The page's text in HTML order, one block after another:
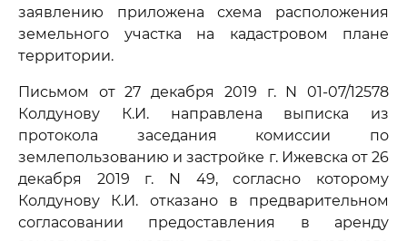
заявлению приложена схема расположения
земельного участка на кадастровом плане
территории.
Письмом от 27 декабря 2019 г. N 01-07/12578
Колдунову К.И. направлена выписка из
протокола заседания комиссии по
землепользованию и застройке г. Ижевска от 26
декабря 2019 г. N 49, согласно которому
Колдунову К.И. отказано в предварительном
согласовании предоставления в аренду